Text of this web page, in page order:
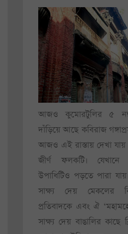
আজও কুমোরটুলির ৫
দাঁড়িয়ে আছে কবিরাজ
আজও এই রাস্তায় দেখা
জীর্ণ ফলকটি। যেখানে
উপাধিটিও পড়তে পারা
সাক্ষ্য দেয় মেকলের
প্রতিবাদকে এবং ঐ
সাক্ষ্য দেয় বাঙালির কাছে